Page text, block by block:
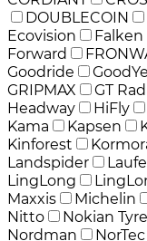
DOUBLECOIN
Ecovision
Falken
Forward
Goodride
GRIPMAX
GT
Headway
HiFly
Kama
Kapsen
Kinforest
Landspider
LingLong
Maxxis
Michelin
Nitto
Nokian
Nordman
NorTec